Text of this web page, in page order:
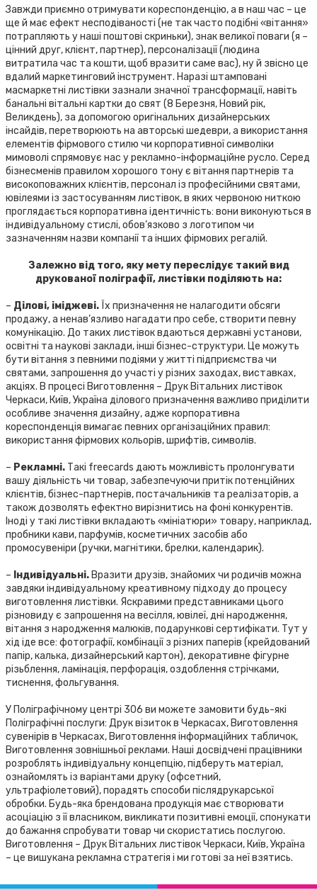
Завжди приємно отримувати кореспонденцію, а в наш час – це
ще й має ефект несподіваності (не так часто подібні «вітання»
потрапляють у наші поштові скриньки), знак великої поваги (я –
цінний друг, клієнт, партнер), персоналізації (людина
витратила час та кошти, щоб вразити саме вас), ну й звісно це
вдалий маркетинговий інструмент. Наразі штамповані
масмаркетні листівки зазнали значної трансформації, навіть
банальні вітальні картки до свят (8 Березня, Новий рік,
Великдень), за допомогою оригінальних дизайнерських
інсайдів, перетворюють на авторські шедеври, а використання
елементів фірмового стилю чи корпоративної символіки
мимоволі спрямовує нас у рекламно-інформаційне русло. Серед
бізнесменів правилом хорошого тону є вітання партнерів та
високоповажних клієнтів, персонал із професійними святами,
ювілеями із застосуванням листівок, в яких червоною ниткою
проглядається корпоративна ідентичність: вони виконуються в
індивідуальному стислі, обов’язково з логотипом чи
зазначенням назви компанії та інших фірмових регалій.
Залежно від того, яку мету переслідує такий вид
друкованої поліграфії, листівки поділяють на:
– Ділові, іміджеві. Їх призначення не налагодити обсяги
продажу, а ненав’язливо нагадати про себе, створити певну
комунікацію. До таких листівок вдаються державні установи,
освітні та наукові заклади, інші бізнес-структури. Це можуть
бути вітання з певними подіями у житті підприємства чи
святами, запрошення до участі у різних заходах, виставках,
акціях. В процесі Виготовлення – Друк Вітальних листівок
Черкаси, Київ, Україна ділового призначення важливо приділити
особливе значення дизайну, адже корпоративна
кореспонденція вимагає певних організаційних правил:
використання фірмових кольорів, шрифтів, символів.
– Рекламні. Такі freecards дають можливість пролонгувати
вашу діяльність чи товар, забезпечуючи притік потенційних
клієнтів, бізнес-партнерів, постачальників та реалізаторів, а
також дозволять ефектно вирізнитись на фоні конкурентів.
Іноді у такі листівки вкладають «мініатюри» товару, наприклад,
пробники кави, парфумів, косметичних засобів або
промосувеніри (ручки, магнітики, брелки, календарик).
– Індивідуальні. Вразити друзів, знайомих чи родичів можна
завдяки індивідуальному креативному підходу до процесу
виготовлення листівки. Яскравими представниками цього
різновиду є запрошення на весілля, ювілеї, дні народження,
вітання з народження малюків, подарункові сертифікати. Тут у
хід іде все: фотографії, комбінації з різних паперів (крейдований
папір, калька, дизайнерський картон), декоративне фігурне
різьблення, ламінація, перфорація, оздоблення стрічками,
тиснення, фольгування.
У Поліграфічному центрі 306 ви можете замовити будь-які
Поліграфічні послуги: Друк візиток в Черкасах, Виготовлення
сувенірів в Черкасах, Виготовлення інформаційних табличок,
Виготовлення зовнішньої реклами. Наші досвідчені працівники
розроблять індивідуальну концепцію, підберуть матеріал,
ознайомлять із варіантами друку (офсетний,
ультрафіолетовий), порадять способи післядрукарської
обробки. Будь-яка брендована продукція має створювати
асоціацію з її власником, викликати позитивні емоції, спонукати
до бажання спробувати товар чи скористатись послугою.
Виготовлення – Друк Вітальних листівок Черкаси, Київ, Україна
– це вишукана рекламна стратегія і ми готові за неї взятись.